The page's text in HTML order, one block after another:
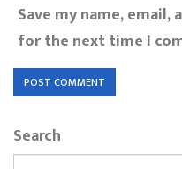
Save my name,
for the next time I
Search